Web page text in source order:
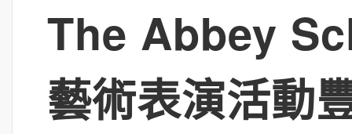
The Abbey
藝術表演活動